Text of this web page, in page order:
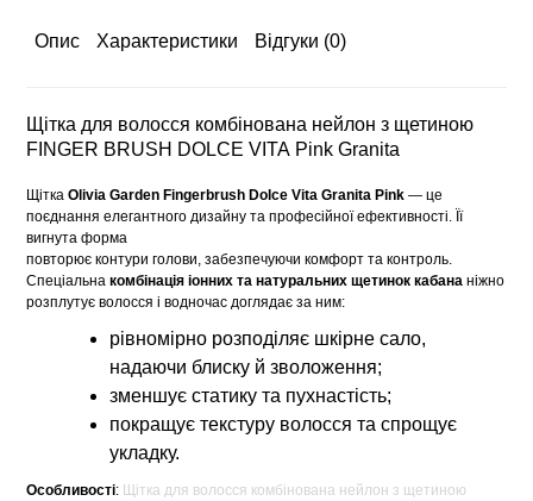
Опис Характеристики Відгуки (0)
Щітка для волосся комбінована нейлон з щетиною
FINGER BRUSH DOLCE VITA Pink Granita
ЩіткаOlivia Garden Fingerbrush Dolce VitaGranita Pink — це
поєднання елегантного дизайну та професійної ефективності. Її
вигнута форма
повторює контури голови, забезпечуючи комфорт та контроль.
Спеціальнакомбінація іонних та натуральних щетинок кабана ніжно
розплутує волосся і водночас доглядає за ним:
рівномірно розподіляє шкірне сало,
надаючи блиску й зволоження;
зменшує статику та пухнастість;
покращує текстуру волосся та спрощує
укладку.
Особливості: Щітка для волосся комбінована нейлон з щетиною